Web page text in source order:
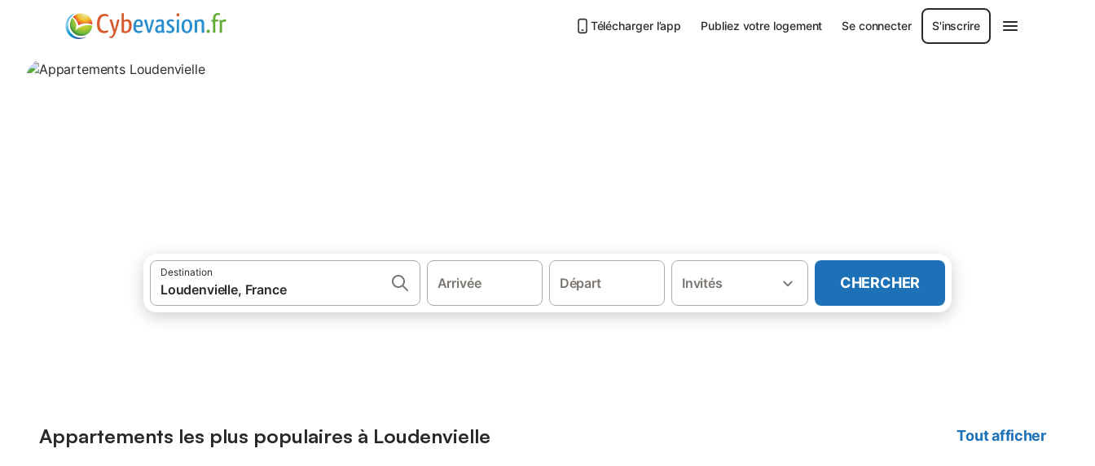
Télécharger l’app Publiez votre logement Se connecter S'inscrire
Destination
Arrivée Départ Invités CHERCHER
Appartements les plus populaires à Loudenvielle Tout afficher